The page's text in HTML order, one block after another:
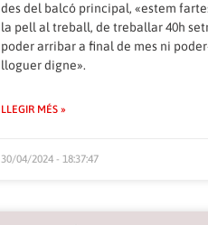
des del balcó principal, «estem
la pell al treball, de treballar 40h
poder arribar a final de mes ni
lloguer digne».
LLEGIR MÉS »
30/04/2024 - 18:37:47